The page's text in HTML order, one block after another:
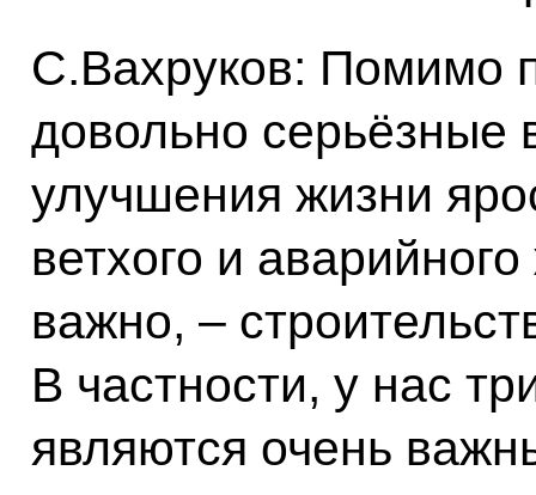
С.Вахруков: Помимо
довольно
улучшения жизни
ветхого и
важно, –
В частности, у нас
являются очень